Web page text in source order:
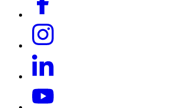
Unitate de producție a grupului Kärcher
Adresa: Str. Nordului 13-15, Curtea de Argeș
Telefon:
contact.office@cer.kaercher.com